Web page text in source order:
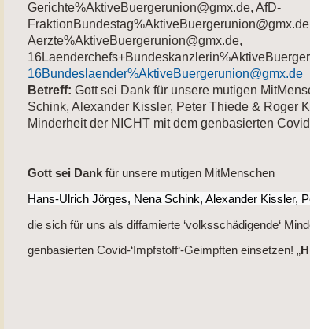
Gerichte%AktiveBuergerunion@gmx.de, AfD-
Aerzte%AktiveBuergerunion@gmx.de,
16Bundeslaender%AktiveBuergerunion@gmx.de
Betreff: Gott sei Dank für unsere mutigen
Schink, Alexander Kissler, Peter Thiede & Roger
Minderheit der NICHT mit dem genbasierten
Gott sei Dank für unsere mutigen MitMenschen
Hans-Ulrich Jörges, Nena Schink, Alexander Kissler,
die sich für uns als diffamierte ‘volksschädigende‘
genbasierten Covid-‘Impfstoff‘-Geimpften einsetzen! „